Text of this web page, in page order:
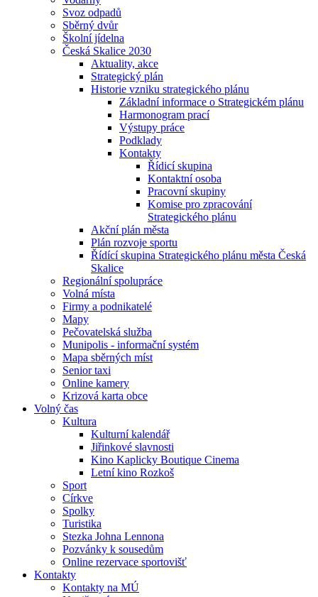
Svoz odpadů
Sběrný dvůr
Školní jídelna
Česká Skalice 2030
Aktuality, akce
Strategický plán
Historie vzniku strategického plánu
Základní informace o Strategickém plánu
Harmonogram prací
Výstupy práce
Podklady
Kontakty
Řídicí skupina
Kontaktní osoba
Pracovní skupiny
Komise pro zpracování
Strategického plánu
Akční plán města
Plán rozvoje sportu
Řídící skupina Strategického plánu města Česká
Skalice
Regionální spolupráce
Volná místa
Firmy a podnikatelé
Mapy
Pečovatelská služba
Munipolis - informační systém
Mapa sběrných míst
Senior taxi
Online kamery
Krizová karta obce
Volný čas
Kultura
Kulturní kalendář
Jiřinkové slavnosti
Kino Kaplicky Boutique Cinema
Letní kino Rozkoš
Sport
Církve
Spolky
Turistika
Stezka Johna Lennona
Pozvánky k sousedům
Online rezervace sportovišť
Kontakty
Kontakty na MÚ